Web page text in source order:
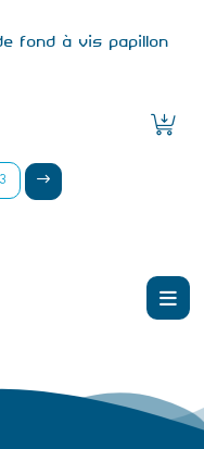
fond à vis papillon
3